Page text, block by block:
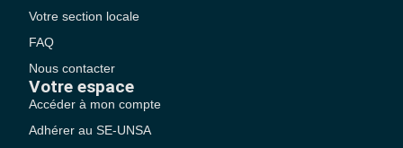
Votre section locale
FAQ
Nous contacter
Votre espace
Accéder à mon compte
Adhérer au SE-UNSA